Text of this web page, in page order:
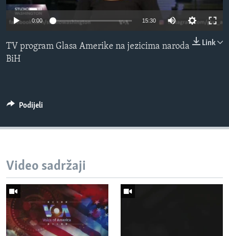
MAGAZIN
O GLASU AMERIKE
Learning English
Jezici
0:00 15:30
Link
TV program Glasa Amerike na jezicima naroda
BiH
Podijeli
Video sadržaji